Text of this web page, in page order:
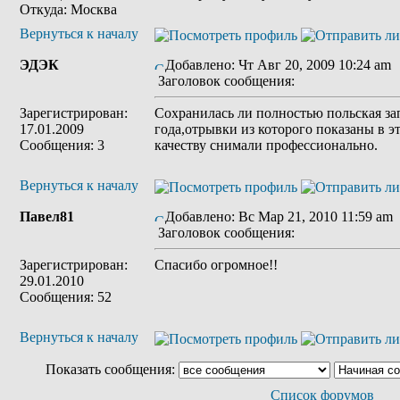
Откуда: Москва
Вернуться к началу
ЭДЭК
Зарегистрирован:
17.01.2009
Сообщения: 3
Добавлено: Чт Авг 20, 2009 10:24 am
Заголовок сообщения:
Сохранилась ли полностью польская
года,отрывки из которого показаны в
качеству снимали профессионально.
Вернуться к началу
Павел81
Зарегистрирован:
29.01.2010
Сообщения: 52
Добавлено: Вс Мар 21, 2010 11:59 am
Заголовок сообщения:
Спасибо огромное!!
Вернуться к началу
Показать сообщения:
Список форумов